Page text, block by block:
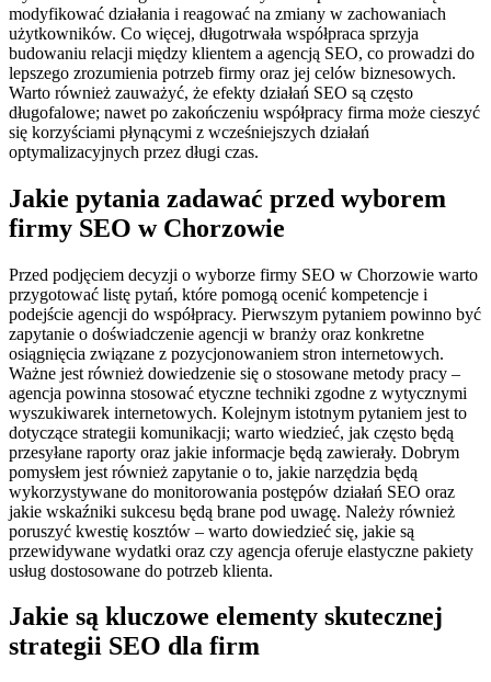
modyfikować działania i reagować na zmiany w zachowaniach
użytkowników. Co więcej, długotrwała współpraca sprzyja
budowaniu relacji między klientem a agencją SEO, co prowadzi do
lepszego zrozumienia potrzeb firmy oraz jej celów biznesowych.
Warto również zauważyć, że efekty działań SEO są często
długofalowe; nawet po zakończeniu współpracy firma może cieszyć
się korzyściami płynącymi z wcześniejszych działań
optymalizacyjnych przez długi czas.
Jakie pytania zadawać przed wyborem
firmy SEO w Chorzowie
Przed podjęciem decyzji o wyborze firmy SEO w Chorzowie warto
przygotować listę pytań, które pomogą ocenić kompetencje i
podejście agencji do współpracy. Pierwszym pytaniem powinno być
zapytanie o doświadczenie agencji w branży oraz konkretne
osiągnięcia związane z pozycjonowaniem stron internetowych.
Ważne jest również dowiedzenie się o stosowane metody pracy –
agencja powinna stosować etyczne techniki zgodne z wytycznymi
wyszukiwarek internetowych. Kolejnym istotnym pytaniem jest to
dotyczące strategii komunikacji; warto wiedzieć, jak często będą
przesyłane raporty oraz jakie informacje będą zawierały. Dobrym
pomysłem jest również zapytanie o to, jakie narzędzia będą
wykorzystywane do monitorowania postępów działań SEO oraz
jakie wskaźniki sukcesu będą brane pod uwagę. Należy również
poruszyć kwestię kosztów – warto dowiedzieć się, jakie są
przewidywane wydatki oraz czy agencja oferuje elastyczne pakiety
usług dostosowane do potrzeb klienta.
Jakie są kluczowe elementy skutecznej
strategii SEO dla firm